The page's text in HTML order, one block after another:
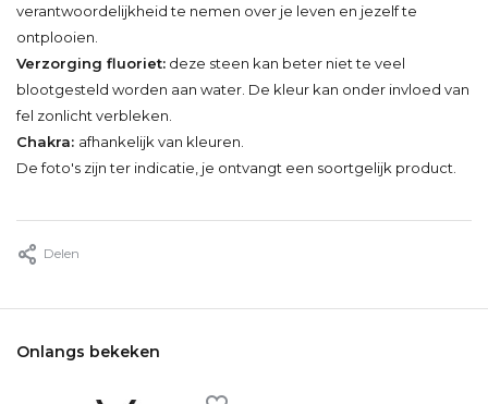
verantwoordelijkheid te nemen over je leven en jezelf te
ontplooien.
Verzorging fluoriet: deze steen kan beter niet te veel
blootgesteld worden aan water. De kleur kan onder invloed van
fel zonlicht verbleken.
Chakra: afhankelijk van kleuren.
De foto's zijn ter indicatie, je ontvangt een soortgelijk product.
Delen
Onlangs bekeken